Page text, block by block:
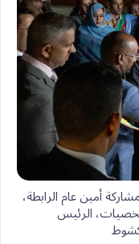
n
k
I
n
أمين عام الرابطة،
الرئيس